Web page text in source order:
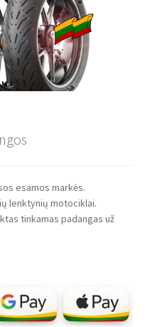
esamos markės.
lenktynių motociklai.
tinkamas padangas už